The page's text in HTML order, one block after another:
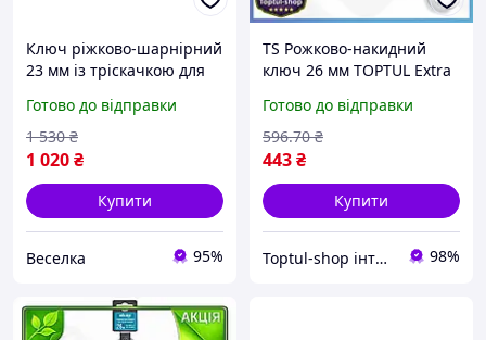
Ключ ріжково-шарнірний
23 мм із тріскачкою для
майстрів хромований
FLAME
Готово до відправки
1 020₴
1 530 ₴
Купити
Веселка 95%
TS Рожково-накидний
ключ 26 мм TOPTUL Extra
механіків та
автолюбителів гайковий
ключ SHT55_Q
Готово до відправки
443₴
596.70 ₴
Купити
Toptul-shop інтернет магазин 98%